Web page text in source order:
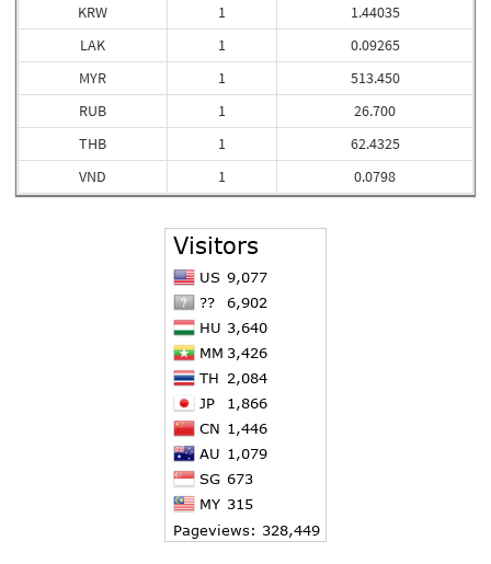
KRW
LAK
MYR
RUB
THB
VND
1
1
1
1
1
1
1.44035
0.09265
513.450
26.700
62.4325
0.0798